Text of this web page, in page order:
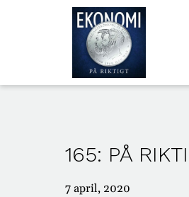
165: PÅ
7 april, 2020